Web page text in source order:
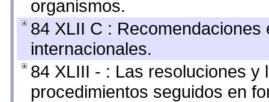
organismos.
84 XLII C :
internacionales.
84 XLIII - : Las resoluciones
procedimientos seguidos en